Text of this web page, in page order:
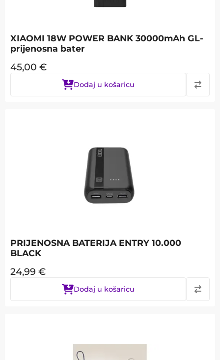
XIAOMI 18W POWER BANK 30000mAh GL-
prijenosna bater
45,00 €
Dodaj u košaricu
PRIJENOSNA BATERIJA ENTRY 10.000
BLACK
24,99 €
Dodaj u košaricu